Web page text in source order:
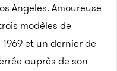
Angeles. Amoureuse
modèles de
et un dernier de
auprès de son